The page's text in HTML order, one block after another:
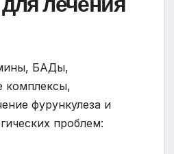
БАДы,
комплексы,
фурункулеза и
проблем: